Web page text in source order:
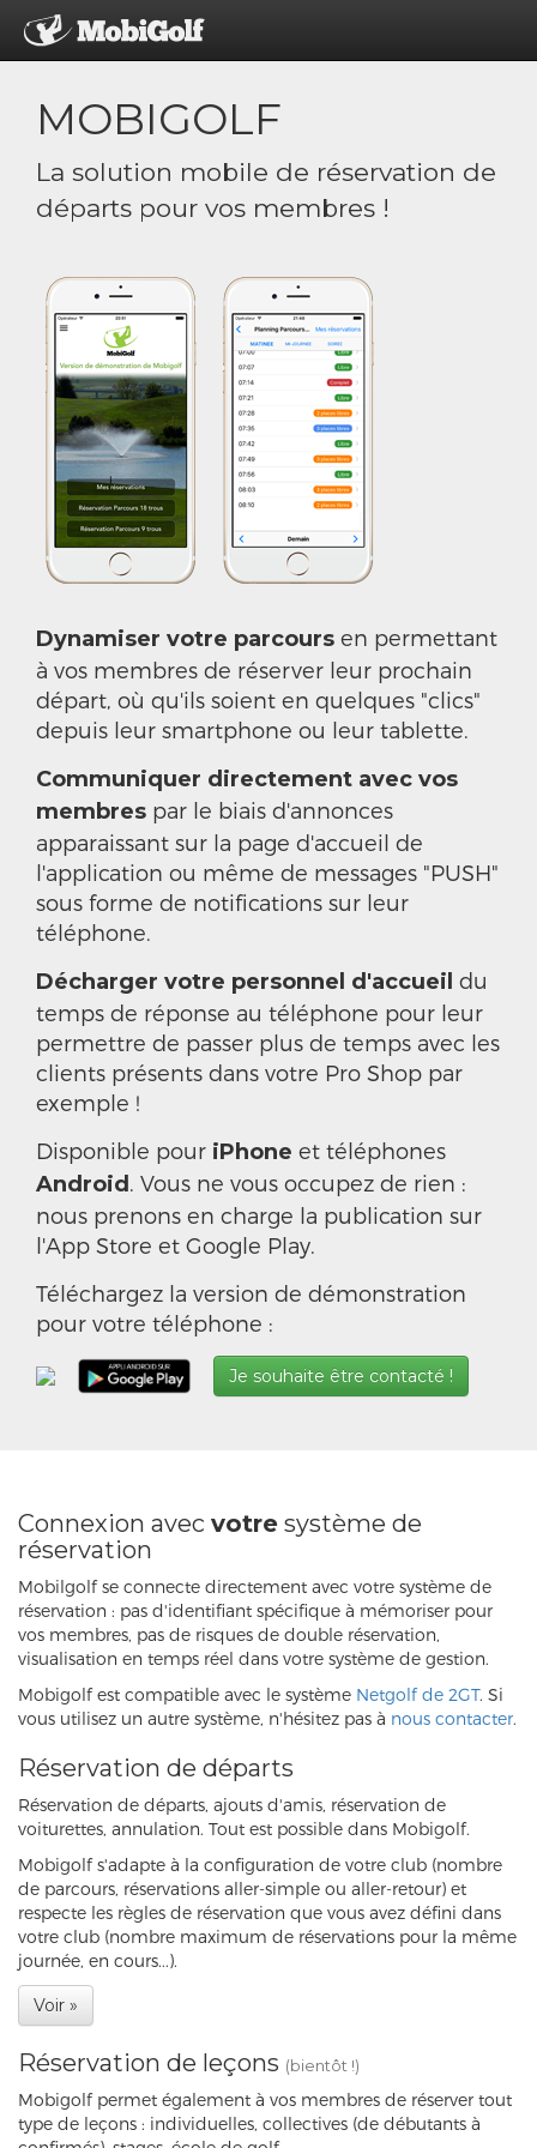
MOBIGOLF
La solution mobile de réservation de
départs pour vos membres !
Dynamiser votre parcours en permettant
à vos membres de réserver leur prochain
départ, où qu'ils soient en quelques "clics"
depuis leur smartphone ou leur tablette.
Communiquer directement avec vos
membres par le biais d'annonces
apparaissant sur la page d'accueil de
l'application ou même de messages "PUSH"
sous forme de notifications sur leur
téléphone.
Décharger votre personnel d'accueil du
temps de réponse au téléphone pour leur
permettre de passer plus de temps avec les
clients présents dans votre Pro Shop par
exemple !
Disponible pour iPhone et téléphones
Android
. Vous ne vous occupez de rien :
nous prenons en charge la publication sur
l'App Store et Google Play.
Téléchargez la version de démonstration
pour votre téléphone :
Je souhaite être contacté !
Connexion avec votre système de
réservation
Mobilgolf se connecte directement avec votre système de
réservation : pas d'identifiant spécifique à mémoriser pour
vos membres, pas de risques de double réservation,
visualisation en temps réel dans votre système de gestion.
Mobigolf est compatible avec le système Netgolf de 2GT. Si
vous utilisez un autre système, n'hésitez pas à nous contacter.
Réservation de départs
Réservation de départs, ajouts d'amis, réservation de
voiturettes, annulation. Tout est possible dans Mobigolf.
Mobigolf s'adapte à la configuration de votre club (nombre
de parcours, réservations aller-simple ou aller-retour) et
respecte les règles de réservation que vous avez défini dans
votre club (nombre maximum de réservations pour la même
journée, en cours...).
Voir »
Réservation de leçons (bientôt !)
Mobigolf permet également à vos membres de réserver tout
type de leçons : individuelles, collectives (de débutants à